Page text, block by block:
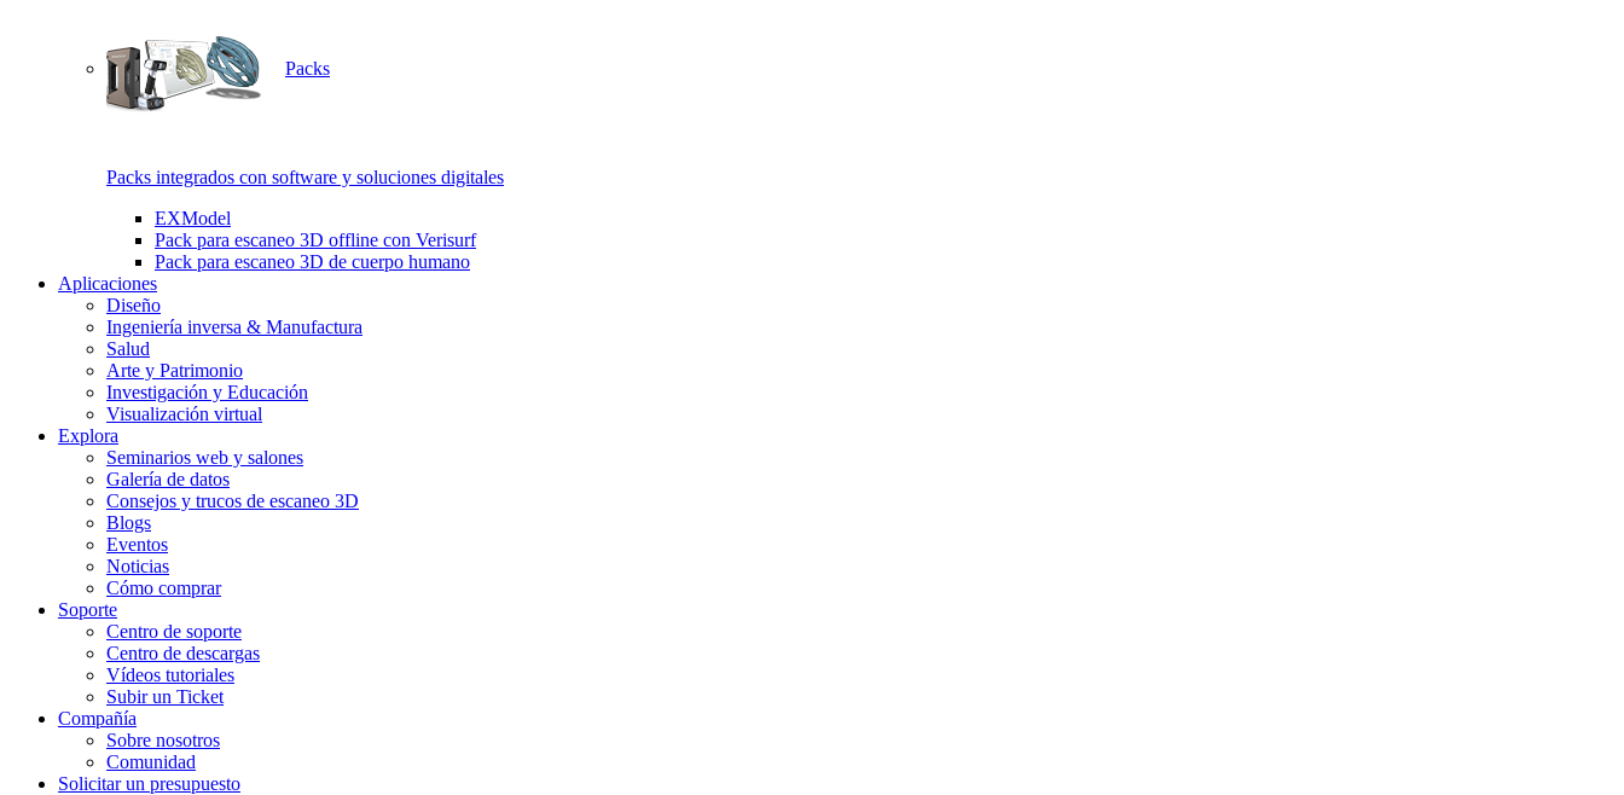
Packs
Packs integrados con software y soluciones digitales
EXModel
Pack para escaneo 3D offline con Verisurf
Pack para escaneo 3D de cuerpo humano
Aplicaciones
Diseño
Ingeniería inversa & Manufactura
Salud
Arte y Patrimonio
Investigación y Educación
Visualización virtual
Explora
Seminarios web y salones
Galería de datos
Consejos y trucos de escaneo 3D
Blogs
Eventos
Noticias
Cómo comprar
Soporte
Centro de soporte
Centro de descargas
Vídeos tutoriales
Subir un Ticket
Compañía
Sobre nosotros
Comunidad
Solicitar un presupuesto